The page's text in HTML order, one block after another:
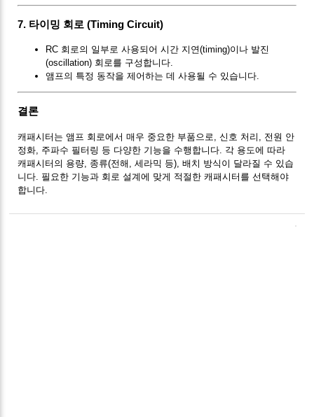
7. 타이밍 회로 (Timing Circuit)
RC 회로의 일부로 사용되어 시간 지연(timing)이나 발진
(oscillation) 회로를 구성합니다.
앰프의 특정 동작을 제어하는 데 사용될 수 있습니다.
결론
캐패시터는 앰프 회로에서 매우 중요한 부품으로, 신호 처리, 전원 안
정화, 주파수 필터링 등 다양한 기능을 수행합니다. 각 용도에 따라
캐패시터의 용량, 종류(전해, 세라믹 등), 배치 방식이 달라질 수 있습
니다. 필요한 기능과 회로 설계에 맞게 적절한 캐패시터를 선택해야
합니다.